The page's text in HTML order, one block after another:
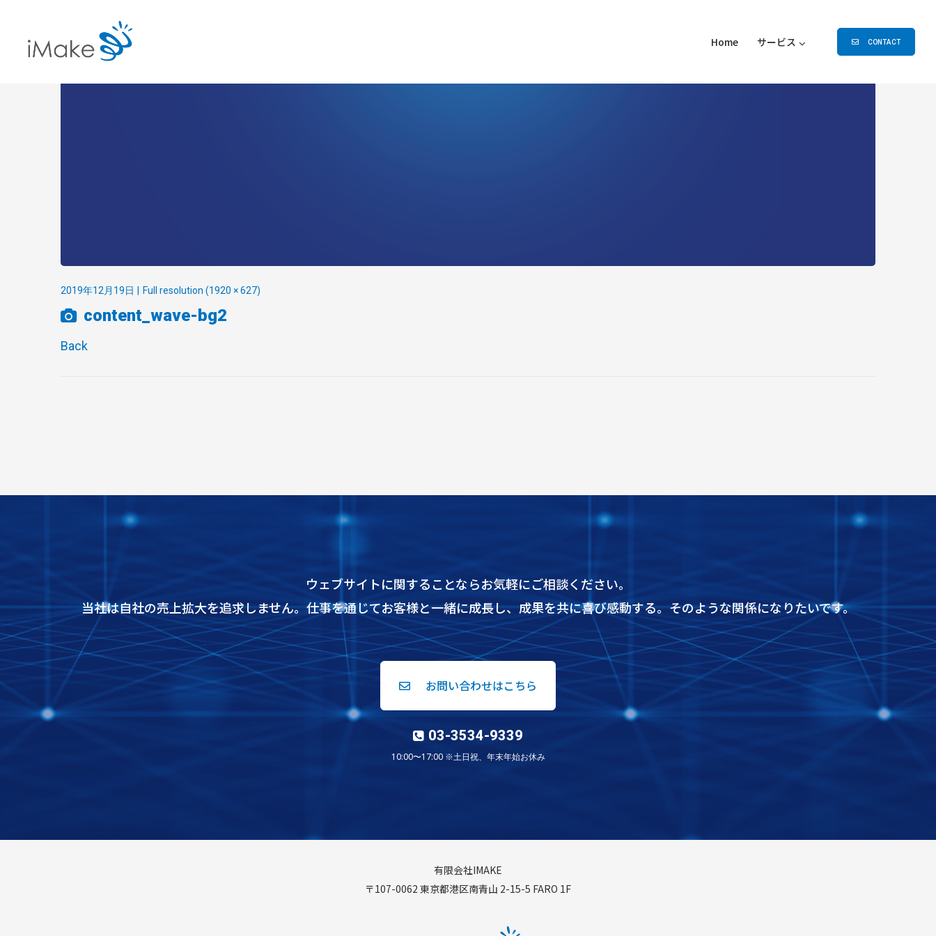
Home サービス CONTACT
2019年12月19日 Full resolution (1920 × 627)
content_wave-bg2
Back
ウェブサイトに関することならお気軽にご相談ください。
当社は自社の売上拡大を追求しません。仕事を通じてお客様と一緒に成長し、成果を共に喜び感動する。そのような関係になりたいです。
お問い合わせはこちら
03-3534-9339
10:00〜17:00 ※土日祝、年末年始お休み
有限会社IMAKE
〒107-0062 東京都港区南青山 2-15-5 FARO 1F